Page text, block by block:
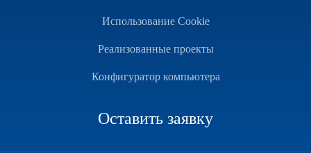
Использование Cookie
Реализованные проекты
Конфигуратор компьютера
Оставить заявку